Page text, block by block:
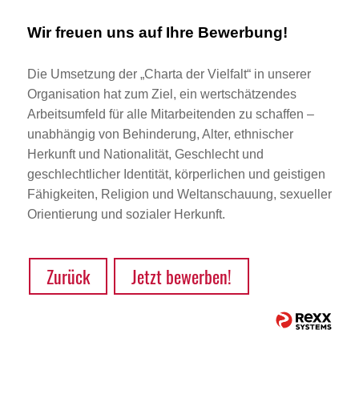
Wir freuen uns auf Ihre Bewerbung!
Die Umsetzung der „Charta der Vielfalt“ in unserer
Organisation hat zum Ziel, ein wertschätzendes
Arbeitsumfeld für alle Mitarbeitenden zu schaffen –
unabhängig von Behinderung, Alter, ethnischer
Herkunft und Nationalität, Geschlecht und
geschlechtlicher Identität, körperlichen und geistigen
Fähigkeiten, Religion und Weltanschauung, sexueller
Orientierung und sozialer Herkunft.
Zurück Jetzt bewerben!